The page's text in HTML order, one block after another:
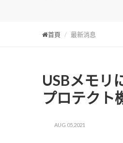
首頁 最新消息
USBメモリ
プロテクト
AUG 05,2021